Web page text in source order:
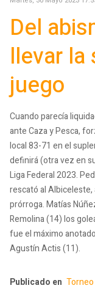
Del
llevar la
juego
Cuando parecía
ante Caza y Pesca,
local 83-71 en el
definirá (otra vez en
Liga Federal 2023.
rescató al
prórroga. Matías
Remolina (14) los
fue el máximo
Agustín Actis (11).
Publicado en